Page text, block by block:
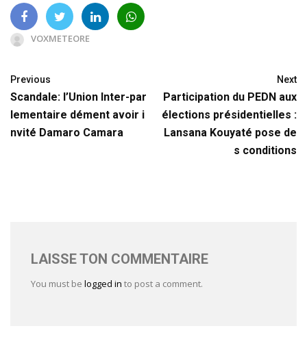
VOXMETEORE
Previous
Scandale: l’Union Inter-par
lementaire dément avoir i
nvité Damaro Camara
Next
Participation du PEDN aux
élections présidentielles :
Lansana Kouyaté pose de
s conditions
LAISSE TON COMMENTAIRE
You must be logged in to post a comment.